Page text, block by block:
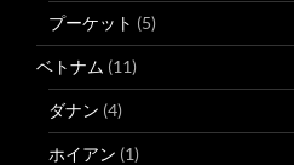
プーケット (5)
ベトナム (11)
ダナン (4)
ホイアン (1)